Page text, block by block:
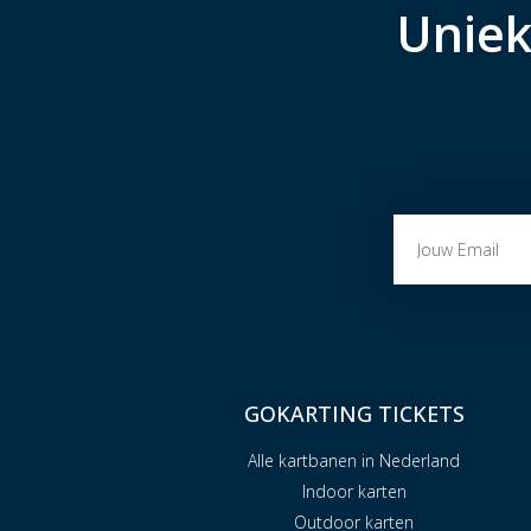
GOKARTING TICKETS
Alle kartbanen in Nederland
Indoor karten
Outdoor karten